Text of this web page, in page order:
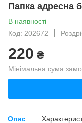
Папка адресна
В наявності
Код: 202672
220 ₴
Мінімальна сума
Опис